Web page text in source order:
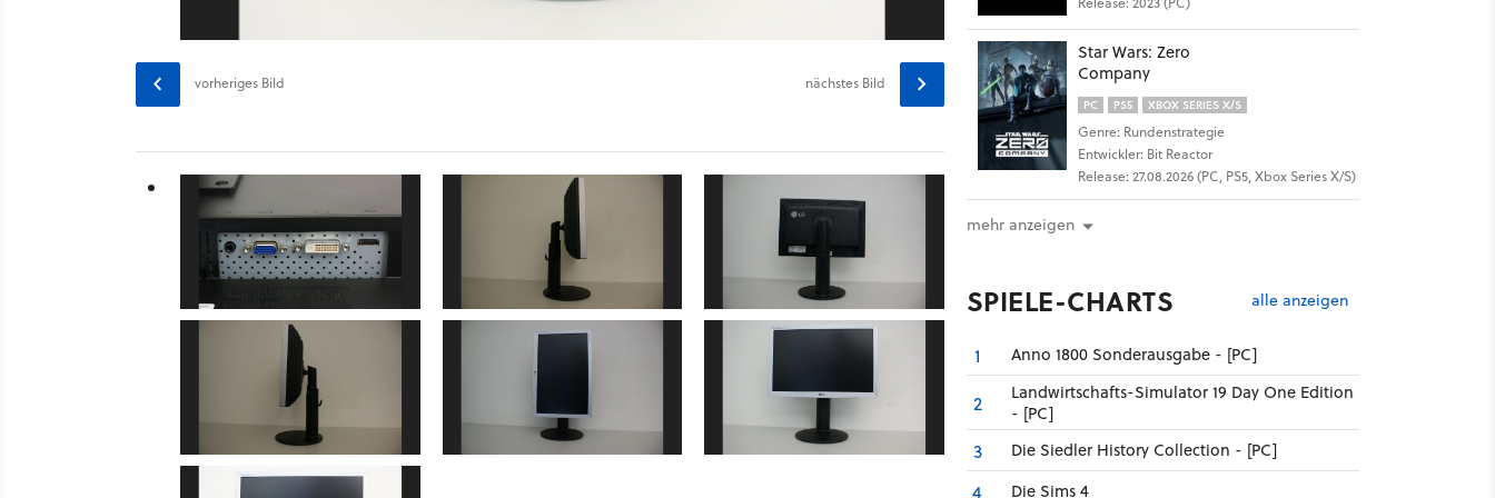
vorheriges Bild nächstesBild
Star Wars: Zero
Company
PC PS5 XBOX SERIES X/S
Genre: Rundenstrategie
Entwickler: Bit Reactor
Release: 27.08.2026 (PC, PS5, Xbox Series X/S)
mehr anzeigen
SPIELE-CHARTS alle anzeigen
1 Anno 1800 Sonderausgabe - [PC]
2
Landwirtschafts-Simulator 19 Day One Edition
- [PC]
3 Die Siedler History Collection - [PC]
4 Die Sims 4